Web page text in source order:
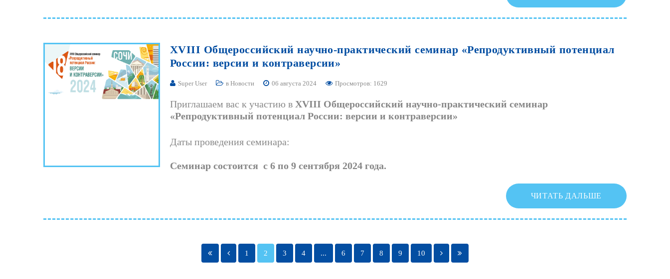
XVIII Общероссийский научно-практический семинар «Репродуктивный потенциал
России: версии и контраверсии»
Super User в Новости 06 августа 2024 Просмотров: 1629
Приглашаем вас к участию в XVIII Общероссийский научно-практический семинар
«Репродуктивный потенциал России: версии и контраверсии»
Даты проведения семинара:
Семинар состоится с 6 по 9 сентября 2024 года.
ЧИТАТЬ ДАЛЬШЕ
1 2 3 4 ... 6 7 8 9 10